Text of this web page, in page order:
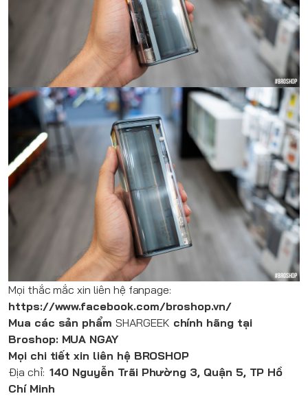
Mọi thắc mắc xin liên hệ fanpage:
https://www.facebook.com/broshop.vn/
Mua các sản phẩmSHARGEEK chính hãng tại
Broshop: MUA NGAY
Mọi chi tiết xin liên hệ BROSHOP
Địa chỉ:140 Nguyễn Trãi Phường 3, Quận 5, TP Hồ
Chí Minh